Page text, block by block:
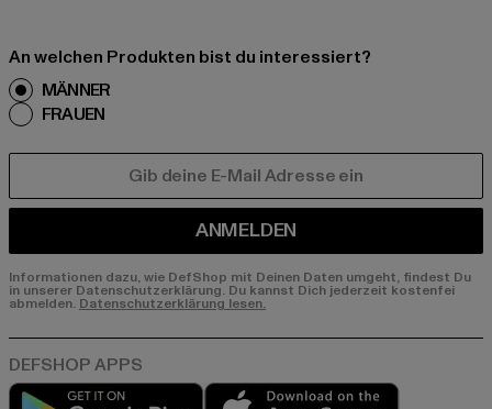
An welchen Produkten bist du interessiert?
MÄNNER
FRAUEN
ANMELDEN
Informationen dazu, wie DefShop mit Deinen Daten umgeht, findest Du
in unserer Datenschutzerklärung. Du kannst Dich jederzeit kostenfei
abmelden.Datenschutzerklärung lesen.
Play market